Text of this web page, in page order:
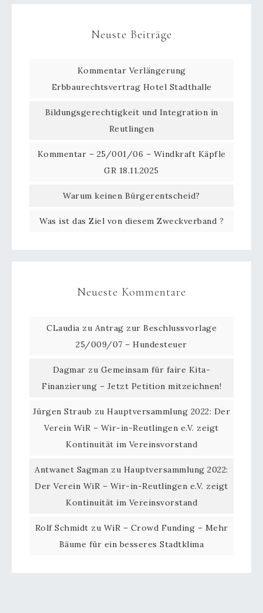
Neuste Beiträge
Kommentar Verlängerung
Erbbaurechtsvertrag Hotel Stadthalle
Bildungsgerechtigkeit und Integration in
Reutlingen
Kommentar – 25/001/06 – Windkraft Käpfle
GR 18.11.2025
Warum keinen Bürgerentscheid?
Was ist das Ziel von diesem Zweckverband ?
Neueste Kommentare
CLaudia zu Antrag zur Beschlussvorlage
25/009/07 – Hundesteuer
Dagmar zu Gemeinsam für faire Kita-
Finanzierung – Jetzt Petition mitzeichnen!
Jürgen Straub zuHauptversammlung 2022: Der
Verein WiR – Wir-in-Reutlingen e.V. zeigt
Kontinuität im Vereinsvorstand
Antwanet Sagman zu Hauptversammlung 2022:
Der Verein WiR – Wir-in-Reutlingen e.V. zeigt
Kontinuität im Vereinsvorstand
Rolf Schmidt zu WiR – Crowd Funding – Mehr
Bäume für ein besseres Stadtklima